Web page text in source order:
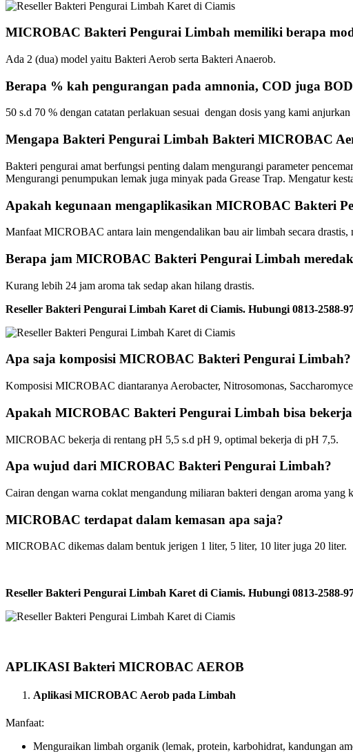
MICROBAC Bakteri Pengurai Limbah memiliki berapa
Ada 2 (dua) model yaitu Bakteri Aerob serta Bakteri Anaerob.
Berapa % kah pengurangan pada amnonia, COD juga
50 s.d 70 % dengan catatan perlakuan sesuai dengan dosis yang kami
Mengapa Bakteri Pengurai Limbah Bakteri MICROBAC
Bakteri pengurai amat berfungsi penting dalam mengurangi parameter
Mengurangi penumpukan lemak juga minyak pada Grease Trap. Mengatur
Apakah kegunaan mengaplikasikan MICROBAC Bakteri
Manfaat MICROBAC antara lain mengendalikan bau air limbah secara
Berapa jam MICROBAC Bakteri Pengurai Limbah
Kurang lebih 24 jam aroma tak sedap akan hilang drastis.
Reseller Bakteri Pengurai Limbah Karet di Ciamis. Hubungi 0813-
Apa saja komposisi MICROBAC Bakteri Pengurai Limbah?
Komposisi MICROBAC diantaranya Aerobacter, Nitrosomonas,
Apakah MICROBAC Bakteri Pengurai Limbah bisa
MICROBAC bekerja di rentang pH 5,5 s.d pH 9, optimal bekerja di pH 7,5.
Apa wujud dari MICROBAC Bakteri Pengurai Limbah?
Cairan dengan warna coklat mengandung miliaran bakteri dengan aroma yang
MICROBAC terdapat dalam kemasan apa saja?
MICROBAC dikemas dalam bentuk jerigen 1 liter, 5 liter, 10 liter juga 20 liter.
Reseller Bakteri Pengurai Limbah Karet di Ciamis. Hubungi 0813-
APLIKASI Bakteri MICROBAC AEROB
Aplikasi MICROBAC Aerob pada Limbah
Manfaat:
Menguraikan limbah organik (lemak, protein, karbohidrat, kandungan